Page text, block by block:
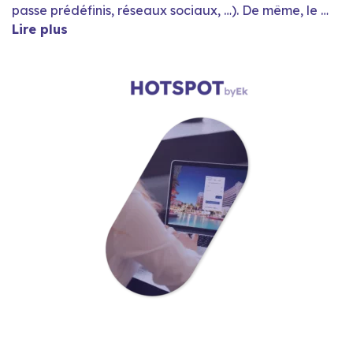
passe prédéfinis, réseaux sociaux, …). De même, le …
Lire plus